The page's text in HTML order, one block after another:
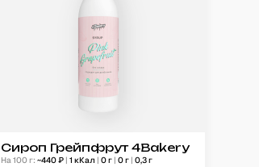
Сироп Грейпфрут 4Bakery
На 100 г: ~440₽ | 1 кКал | 0г | 0г | 0,3г